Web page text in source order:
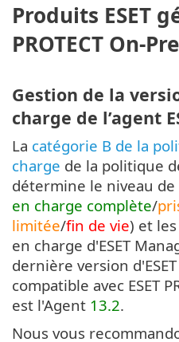
Produits ESET
PROTECT On-
Gestion de la
charge de l’agent
La catégorie B de la
charge de la politique
détermine le niveau
en charge complète/
limitée/fin de vie) et
en charge d'ESET
dernière version
compatible avec ESET
est l'Agent 13.2.
Nous vous